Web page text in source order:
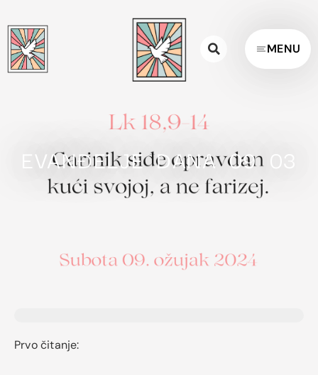
MENU
EVANĐELJE DANA 09 03
Prvo čitanje: